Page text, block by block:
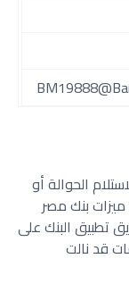
الحوالة أو
بنك مصر
تطبيق البنك على
قد نالت